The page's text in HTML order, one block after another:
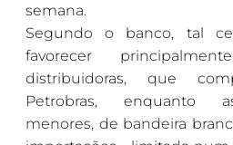
semana.
Segundo o banco, tal
favorecer
distribuidoras, que
Petrobras, enquanto
menores, de bandeira